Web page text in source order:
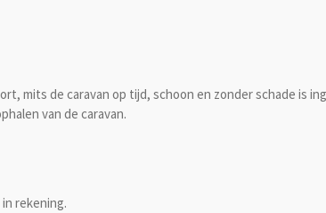
mits de caravan op tijd, schoon en zonder schade is
van de caravan.
rekening.